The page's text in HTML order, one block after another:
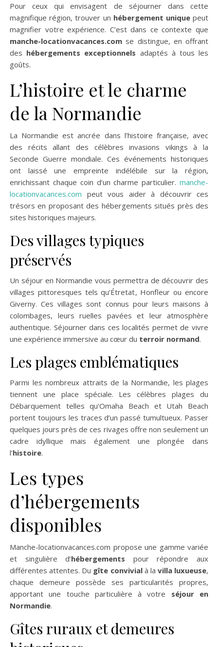
Pour ceux qui envisagent de séjourner dans cette
magnifique région, trouver un hébergement uniquepeut
magnifier votre expérience. C’est dans ce contexte que
manche-locationvacances.com se distingue, en offrant
des hébergements exceptionnels adaptés à tous les
goûts.
L’histoire et le charme
de la Normandie
La Normandie est ancrée dans l’histoire française, avec
des récits allant des célèbres invasions vikings à la
Seconde Guerre mondiale. Ces événements historiques
ont laissé une empreinte indélébile sur la région,
enrichissant chaque coin d’un charme particulier. manche-
locationvacances.com peut vous aider à découvrir ces
trésors en proposant des hébergements situés près des
sites historiques majeurs.
Des villages typiques
préservés
Un séjour en Normandie vous permettra de découvrir des
villages pittoresques tels qu’Étretat, Honfleur ou encore
Giverny. Ces villages sont connus pour leurs maisons à
colombages, leurs ruelles pavées et leur atmosphère
authentique. Séjourner dans ces localités permet de vivre
une expérience immersive au cœur du terroir normand.
Les plages emblématiques
Parmi les nombreux attraits de la Normandie, les plages
tiennent une place spéciale. Les célèbres plages du
Débarquement telles qu’Omaha Beach et Utah Beach
portent toujours les traces d’un passé tumultueux. Passer
quelques jours près de ces rivages offre non seulement un
cadre idyllique mais également une plongée dans
l’histoire.
Les types
d’hébergements
disponibles
Manche-locationvacances.com propose une gamme variée
et singulière d’hébergements pour répondre aux
différentes attentes. Du gîte convivialà la villa luxueuse,
chaque demeure possède ses particularités propres,
apportant une touche particulière à votre séjour en
Normandie.
Gîtes ruraux et demeures